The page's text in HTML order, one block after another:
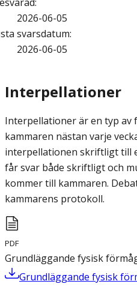
2026-06-05
svarsdatum:
2026-06-05
Interpellationer
Interpellationer är en typ av
kammaren nästan varje
interpellationen skriftligt till
får svar både skriftligt och
kommer till kammaren.
kammarens protokoll.
PDF
Grundläggande fysisk
Grundläggande fysisk